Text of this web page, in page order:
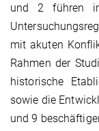
und 2 führen
mit akuten
Rahmen der
historische
sowie die
und 9